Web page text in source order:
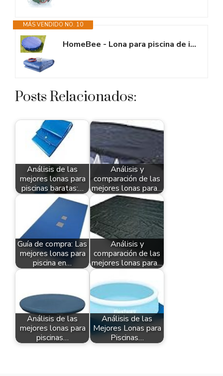
MÁS VENDIDO NO. 10
HomeBee - Lona para piscina de invierno, 2 en 1, de polietileno de 200...
Posts Relacionados:
Análisis de las
mejores lonas para
piscinas baratas:…
Análisis y
comparación de las
mejores lonas para…
Guía de compra: Las
mejores lonas para
piscina en…
Análisis y
comparación de las
mejores lonas para…
Análisis de las
mejores lonas para
piscinas…
Análisis de las
Mejores Lonas para
Piscinas…